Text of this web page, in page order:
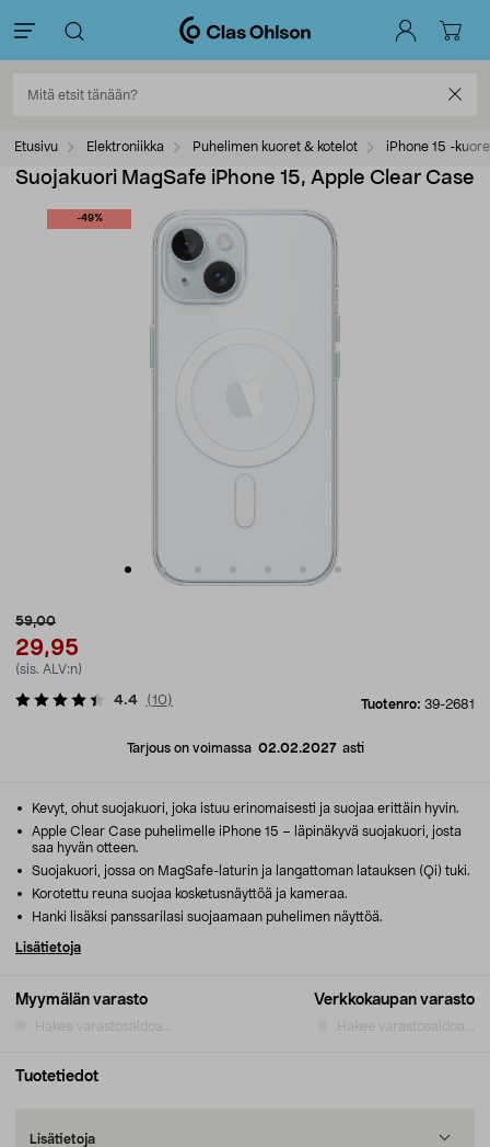
Etusivu Elektroniikka Puhelimen kuoret & kotelot iPhone 15 -
Suojakuori MagSafe iPhone 15, Apple Clear Case
-49%
59,00
29,95
(sis. ALV:n)
Tuotenro: 39-2681
4.4 (10)
Tarjous on voimassa 02.02.2027asti
Myymälän varasto
Hakee varastosaldoa...
Verkkokaupan varasto
Hakee varastosaldoa...
Kevyt, ohut suojakuori, joka istuu erinomaisesti ja suojaa erittäin hyvin.
Apple Clear Case puhelimelle iPhone 15 – läpinäkyvä suojakuori, josta
saa hyvän otteen.
Suojakuori, jossa on MagSafe-laturin ja langattoman latauksen (Qi) tuki.
Korotettu reuna suojaa kosketusnäyttöä ja kameraa.
Hanki lisäksi panssarilasi suojaamaan puhelimen näyttöä.
Lisätietoja
Tuotetiedot
Lisätietoja